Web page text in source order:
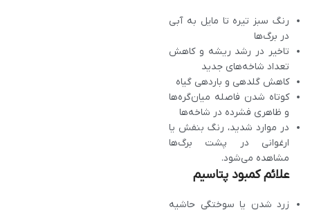
رنگ سبز تیره تا مایل به آبی
در برگ‌ها
تاخیر در رشد ریشه و کاهش
تعداد شاخه‌های جدید
کاهش گلدهی و باردهی گیاه
کوتاه شدن فاصله میان‌گره‌ها
و ظاهری فشرده در شاخه‌ها
در موارد شدید، رنگ بنفش یا
ارغوانی در پشت برگ‌ها
مشاهده می‌شود.
علائم کمبود پتاسیم
زرد شدن یا سوختگی حاشیه